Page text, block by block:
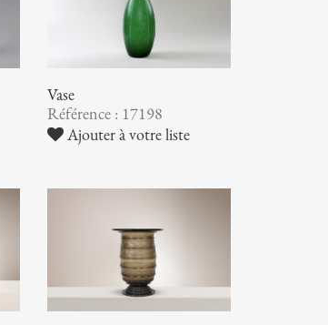
Vase
Référence : 17198
Ajouter à votre liste